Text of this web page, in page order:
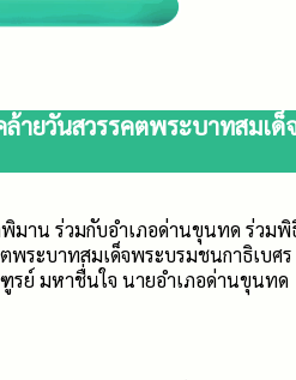
ายวันสวรรคตพระบาทสมเด็
มาน ร่วมกับอำเภอด่านขุนทด ร่วมพิ
ระบาทสมเด็จพระบรมชนกาธิเบศร
ย์ มหาชื่นใจ นายอำเภอด่านขุนทด